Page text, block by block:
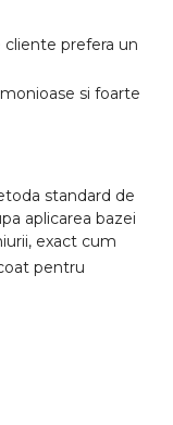
prefera un
si foarte
standard de
aplicarea bazei
exact cum
pentru